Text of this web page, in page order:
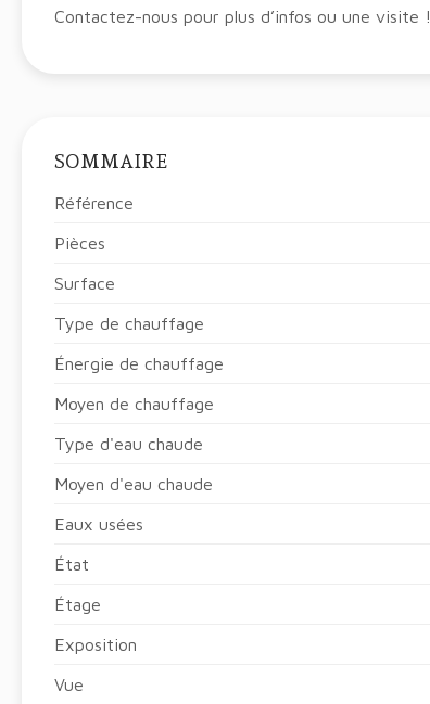
Contactez-nous pour plus d’infos ou une visite !
SOMMAIRE
Référence
Pièces
Surface
Type de chauffage
Énergie de chauffage
Moyen de chauffage
Type d'eau chaude
Moyen d'eau chaude
Eaux usées
État
Étage
Exposition
Vue